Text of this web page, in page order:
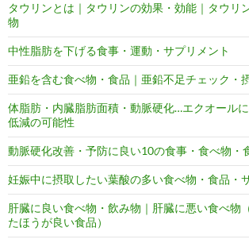
タウリンとは｜タウリンの効果・効能｜タウリ
物
中性脂肪を下げる食事・運動・サプリメント
亜鉛を含む食べ物・食品｜亜鉛不足チェック・
体脂肪・内臓脂肪面積・動脈硬化…エクオール
低減の可能性
動脈硬化改善・予防に良い10の食事・食べ物・
妊娠中に摂取したい葉酸の多い食べ物・食品・
肝臓に良い食べ物・飲み物｜肝臓に悪い食べ物
たほうが良い食品）